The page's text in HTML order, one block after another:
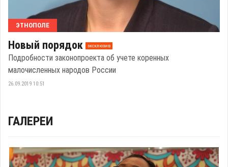
ЭТНОПОЛЕ
Новый порядок эксклюзив
Подробности законопроекта об учете коренных
малочисленных народов России
26.09.2019 10:51
ГАЛЕРЕИ